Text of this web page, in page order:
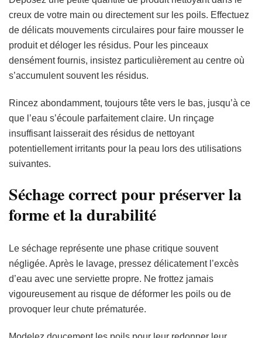
creux de votre main ou directement sur les poils. Effectuez
de délicats mouvements circulaires pour faire mousser le
produit et déloger les résidus. Pour les pinceaux
densément fournis, insistez particulièrement au centre où
s’accumulent souvent les résidus.
Rincez abondamment, toujours tête vers le bas, jusqu’à ce
que l’eau s’écoule parfaitement claire. Un rinçage
insuffisant laisserait des résidus de nettoyant
potentiellement irritants pour la peau lors des utilisations
suivantes.
Séchage correct pour préserver la
forme et la durabilité
Le séchage représente une phase critique souvent
négligée. Après le lavage, pressez délicatement l’excès
d’eau avec une serviette propre. Ne frottez jamais
vigoureusement au risque de déformer les poils ou de
provoquer leur chute prématurée.